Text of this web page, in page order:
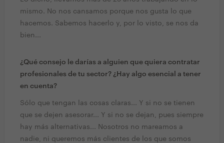
mismo. No nos cansamos porque nos gusta lo que
hacemos. Sabemos hacerlo y, por lo visto, se nos da
bien...
¿Qué consejo le darías a alguien que quiera contratar
profesionales de tu sector? ¿Hay algo esencial a tener
en cuenta?
Sólo que tengan las cosas claras... Y si no se tienen
que se dejen asesorar... Y si no se dejan, pues siempre
hay más alternativas... Nosotros no mareamos a
nadie, ni queremos más clientes de los que somos